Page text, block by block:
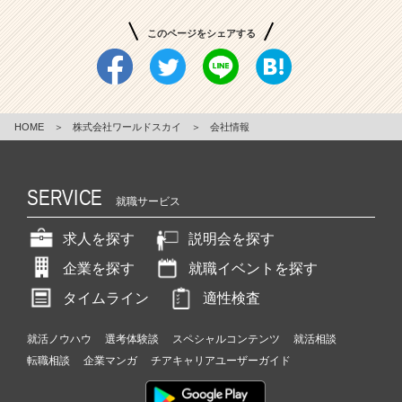
このページをシェアする
HOME ＞ 株式会社ワールドスカイ ＞ 会社情報
SERVICE 就職サービス
求人を探す
説明会を探す
企業を探す
就職イベントを探す
タイムライン
適性検査
就活ノウハウ 選考体験談 スペシャルコンテンツ
就活相談
転職相談
企業マンガ チアキャリアユーザーガイド